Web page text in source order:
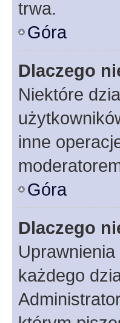
trwa.
Góra
Dlaczego
Niektóre
inne
Góra
Dlaczego
każdego